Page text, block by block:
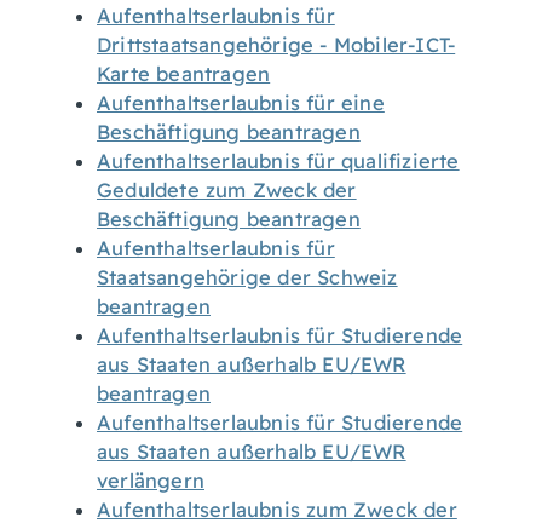
Aufenthaltserlaubnis für
Drittstaatsangehörige - Mobiler-ICT-
Karte beantragen
Aufenthaltserlaubnis für eine
Beschäftigung beantragen
Aufenthaltserlaubnis für qualifizierte
Geduldete zum Zweck der
Beschäftigung beantragen
Aufenthaltserlaubnis für
Staatsangehörige der Schweiz
beantragen
Aufenthaltserlaubnis für Studierende
aus Staaten außerhalb EU/EWR
beantragen
Aufenthaltserlaubnis für Studierende
aus Staaten außerhalb EU/EWR
verlängern
Aufenthaltserlaubnis zum Zweck der